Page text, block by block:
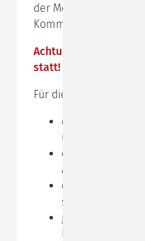
der Modelle der
Achtung: Dieser
statt!
Für die
das Programm
unter
einen Computer,
ausgestattet ist
einen
sich
je nach Ihren
Ihres